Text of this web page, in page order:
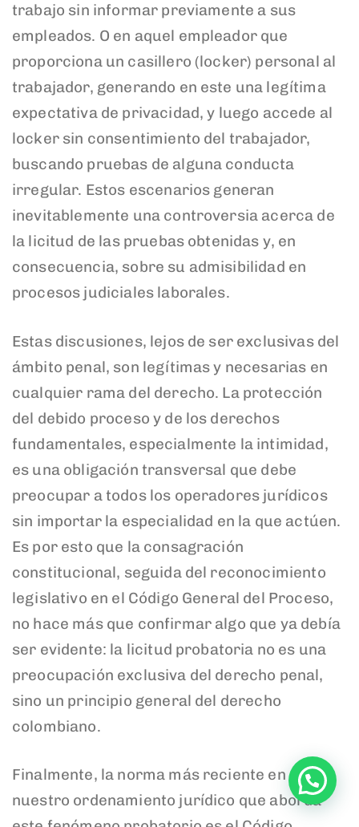
trabajo sin informar previamente a sus
empleados. O en aquel empleador que
proporciona un casillero (locker) personal al
trabajador, generando en este una legítima
expectativa de privacidad, y luego accede al
locker sin consentimiento del trabajador,
buscando pruebas de alguna conducta
irregular. Estos escenarios generan
inevitablemente una controversia acerca de
la licitud de las pruebas obtenidas y, en
consecuencia, sobre su admisibilidad en
procesos judiciales laborales.
Estas discusiones, lejos de ser exclusivas del
ámbito penal, son legítimas y necesarias en
cualquier rama del derecho. La protección
del debido proceso y de los derechos
fundamentales, especialmente la intimidad,
es una obligación transversal que debe
preocupar a todos los operadores jurídicos
sin importar la especialidad en la que actúen.
Es por esto que la consagración
constitucional, seguida del reconocimiento
legislativo en el Código General del Proceso,
no hace más que confirmar algo que ya debía
ser evidente: la licitud probatoria no es una
preocupación exclusiva del derecho penal,
sino un principio general del derecho
colombiano.
Finalmente, la norma más reciente en
nuestro ordenamiento jurídico que aborda